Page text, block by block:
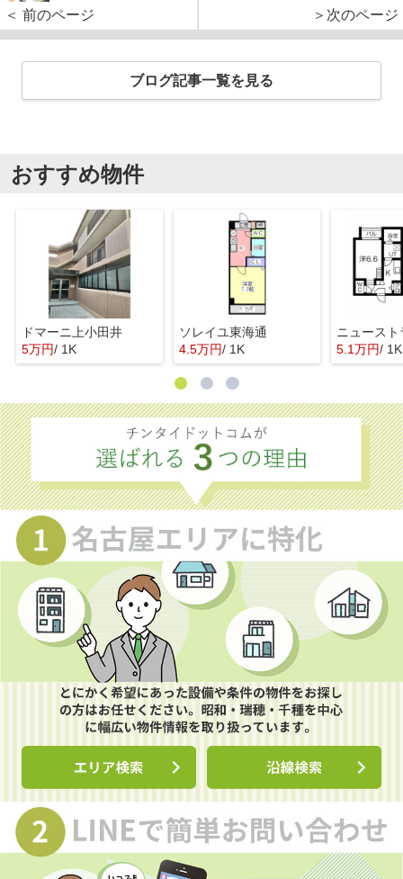
＜ 前のページ ＞次のページ
ブログ記事一覧を見る
おすすめ物件
ドマーニ上小田井
5万円/ 1K
ソレイユ東海通
4.5万円/ 1K
ニュースト
5.1万円/ 1K